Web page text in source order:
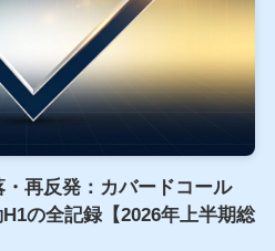
・再反発：カバードコール
の全記録【2026年上半期総